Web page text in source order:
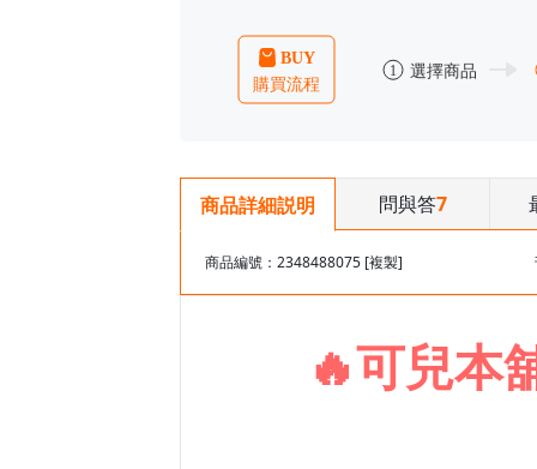
商品詳細説明 問與答7
商品編號：2348488075 [複製]
🔥可兒本